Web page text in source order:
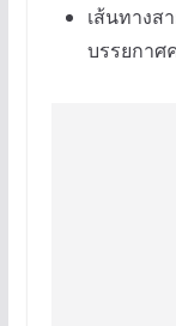
เส้นทางส
บรรยกาศ